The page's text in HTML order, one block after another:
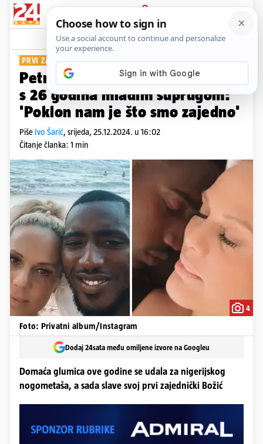
PRIJAVA
Show Komentari
PRVI ZAJEDNIČKI BLAGDANI
Petra Dugandžić o prvom Božiću
s 26 godina mlađim suprugom:
'Poklon nam je što smo zajedno'
Piše Ivo Šarić, srijeda, 25.12.2024. u 16:02
Čitanje članka: 1 min
4
Foto: Privatni album/Instagram
Dodaj 24sata među omiljene izvore na Googleu
Domaća glumica ove godine se udala za nigerijskog
nogometaša, a sada slave svoj prvi zajednički Božić